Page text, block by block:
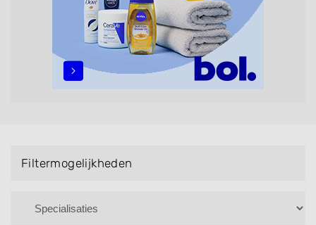
permanent, een bruidkapsel, make-up & visagie,
epileren, schoonheidsbehandelingen, het trimmen van
een baard en pruiken. U kunt de zoekresultaten
filteren met behulp van de specialisatie filter en u
Filtermogelijkheden